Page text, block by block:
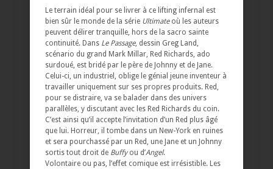
Le terrain idéal pour se livrer à ce lifting infernal est
bien sûr le monde de la série Ultimateoù les auteurs
peuvent délirer tranquille, hors de la sacro sainte
continuité. Dans Le Passage, dessin Greg Land,
scénario du grand Mark Millar, Red Richards, ado
surdoué, est bridé par le père de Johnny et de Jane.
Celui-ci, un industriel, oblige le génial jeune inventeur à
travailler uniquement sur ses propres produits. Red,
pour se distraire, va se balader dans des univers
parallèles, y discutant avec les Red Richards du coin.
C’est ainsi qu’il accepte l’invitation d’un Red plus âgé
que lui. Horreur, il tombe dans un New-York en ruines
et sera pourchassé par un Red, une Jane et un Johnny
sortis tout droit de Buffyou d’Angel.
Volontaire ou pas, l’effet comique est irrésistible. Les